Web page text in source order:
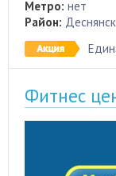
Метро: нет
Район:
Фитнес